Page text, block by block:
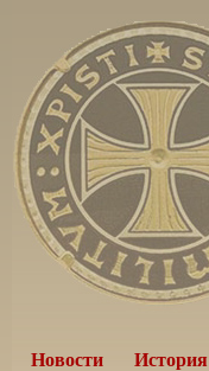
Новости История